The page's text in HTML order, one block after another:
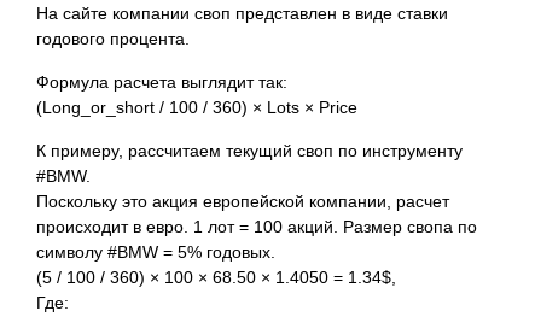
На сайте компании своп представлен в виде ставки
годового процента.
Формула расчета выглядит так:
(Long_or_short / 100 / 360) × Lots × Price
К примеру, рассчитаем текущий своп по инструменту
#BMW.
Поскольку это акция европейской компании, расчет
происходит в евро. 1 лот = 100 акций. Размер свопа по
символу #BMW = 5% годовых.
(5 / 100 / 360) × 100 × 68.50 × 1.4050 = 1.34$,
Где: